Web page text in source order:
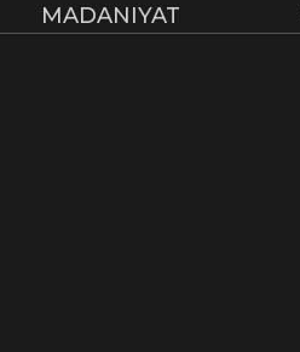
MADANIYAT